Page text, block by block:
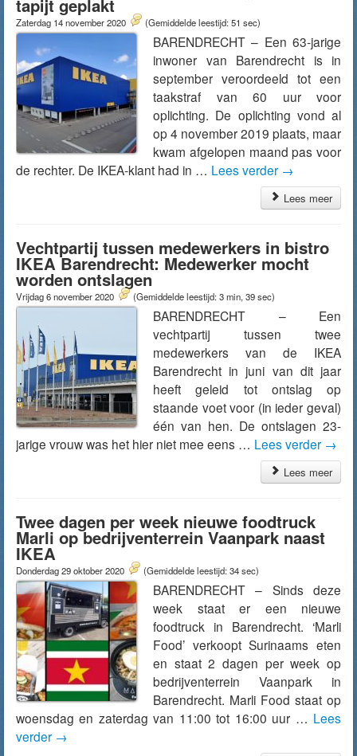
tapijt geplakt
Zaterdag 14 november 2020 (Gemiddelde leestijd: 51 sec)
BARENDRECHT – Een 63-jarige
inwoner van Barendrecht is in
september veroordeeld tot een
taakstraf van 60 uur voor
oplichting. De oplichting vond al
op 4 november 2019 plaats, maar
kwam afgelopen maand pas voor
de rechter. De IKEA-klant had in … Lees verder →
Lees meer
Vechtpartij tussen medewerkers in bistro
IKEA Barendrecht: Medewerker mocht
worden ontslagen
Vrijdag 6 november 2020 (Gemiddelde leestijd: 3 min, 39 sec)
BARENDRECHT – Een
vechtpartij tussen twee
medewerkers van de IKEA
Barendrecht in juni van dit jaar
heeft geleid tot ontslag op
staande voet voor (in ieder geval)
één van hen. De ontslagen 23-
jarige vrouw was het hier niet mee eens … Lees verder →
Lees meer
Twee dagen per week nieuwe foodtruck
Marli op bedrijventerrein Vaanpark naast
IKEA
Donderdag 29 oktober 2020 (Gemiddelde leestijd: 34 sec)
BARENDRECHT – Sinds deze
week staat er een nieuwe
foodtruck in Barendrecht. ‘Marli
Food’ verkoopt Surinaams eten
en staat 2 dagen per week op
bedrijventerrein Vaanpark in
Barendrecht. Marli Food staat op
woensdag en zaterdag van 11:00 tot 16:00 uur … Lees
verder →